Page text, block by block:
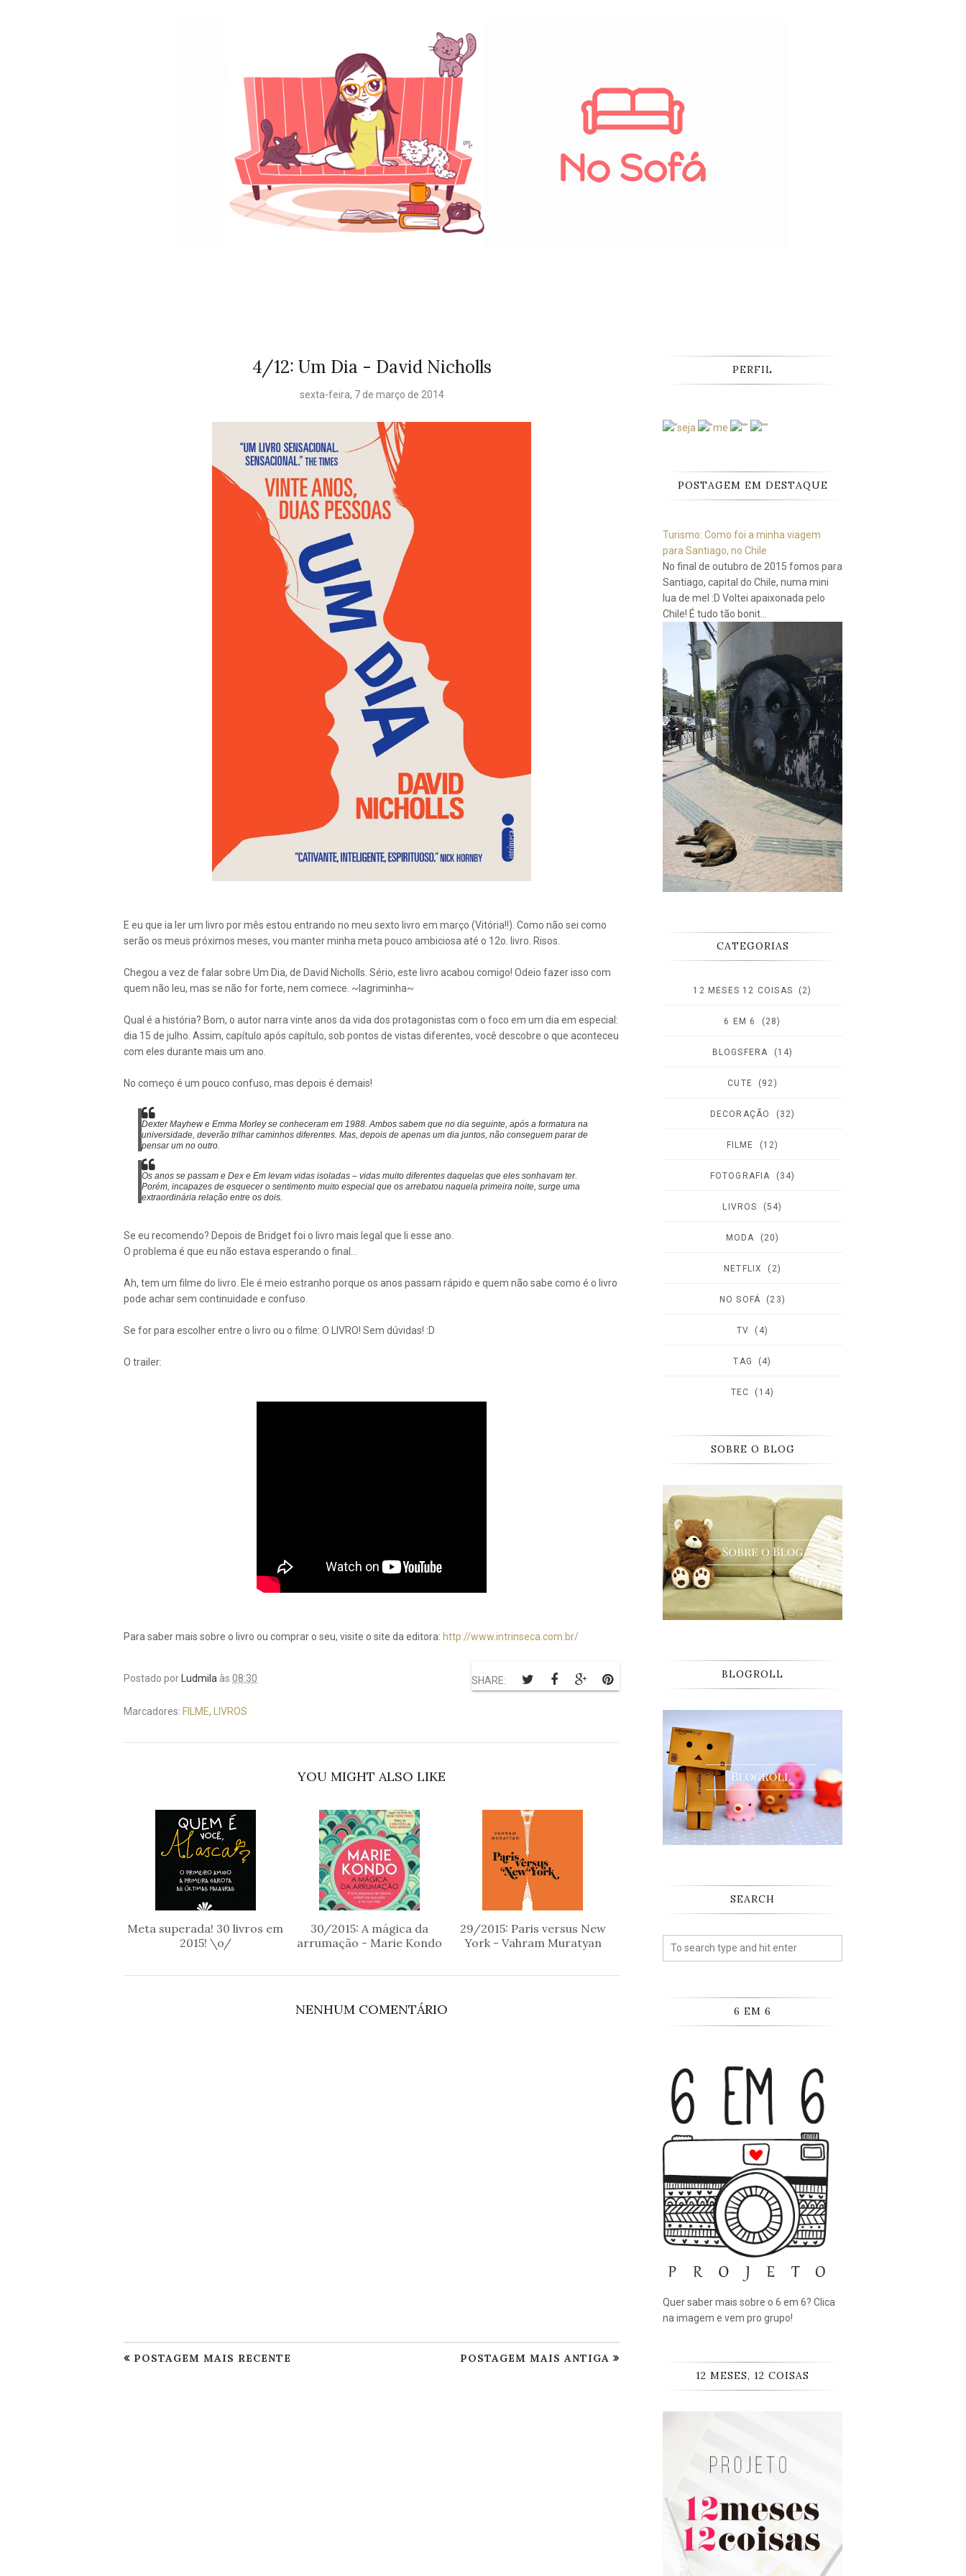
4/12: Um Dia - David Nicholls
sexta-feira, 7 de março de 2014
E eu que ia ler um livro por mês estou entrando no meu sexto livro em março (Vitória!!). Como não sei como
serão os meus próximos meses, vou manter minha meta pouco ambiciosa até o 12o. livro. Risos.
Chegou a vez de falar sobre Um Dia, de David Nicholls. Sério, este livro acabou comigo! Odeio fazer isso com
quem não leu, mas se não for forte, nem comece. ~lagriminha~
Qual é a história? Bom, o autor narra vinte anos da vida dos protagonistas com o foco em um dia em especial:
dia 15 de julho. Assim, capítulo após capítulo, sob pontos de vistas diferentes, você descobre o que aconteceu
com eles durante mais um ano.
No começo é um pouco confuso, mas depois é demais!
Dexter Mayhew e Emma Morley se conheceram em 1988. Ambos sabem que no dia seguinte, após a formatura na
universidade, deverão trilhar caminhos diferentes. Mas, depois de apenas um dia juntos, não conseguem parar de
pensar um no outro.
Os anos se passam e Dex e Em levam vidas isoladas – vidas muito diferentes daquelas que eles sonhavam ter.
Porém, incapazes de esquecer o sentimento muito especial que os arrebatou naquela primeira noite, surge uma
extraordinária relação entre os dois.
Se eu recomendo? Depois de Bridget foi o livro mais legal que li esse ano.
O problema é que eu não estava esperando o final...
Ah, tem um filme do livro. Ele é meio estranho porque os anos passam rápido e quem não sabe como é o livro
pode achar sem continuidade e confuso.
Se for para escolher entre o livro ou o filme: O LIVRO! Sem dúvidas! :D
O trailer:
Para saber mais sobre o livro ou comprar o seu, visite o site da editora: http://www.intrinseca.com.br/
Postado porLudmila às 08:30 SHARE:
Marcadores: FILME, LIVROS
YOU MIGHT ALSO LIKE
Meta superada! 30 livros em
2015! \o/
30/2015: A mágica da
arrumação - Marie Kondo
29/2015: Paris versus New
York - Vahram Muratyan
NENHUM COMENTÁRIO
POSTAGEM MAIS RECENTE POSTAGEM MAIS ANTIGA
PERFIL
POSTAGEM EM DESTAQUE
Turismo: Como foi a minha viagem
para Santiago, no Chile
No final de outubro de 2015 fomos para
Santiago, capital do Chile, numa mini
lua de mel :D Voltei apaixonada pelo
Chile! É tudo tão bonit...
CATEGORIAS
12 MESES 12 COISAS (2)
6 EM 6 (28)
BLOGSFERA (14)
CUTE (92)
DECORAÇÃO (32)
FILME (12)
FOTOGRAFIA (34)
LIVROS (54)
MODA (20)
NETFLIX (2)
NO SOFÁ (23)
TV (4)
TAG (4)
TEC (14)
SOBRE O BLOG
BLOGROLL
SEARCH
6 EM 6
Quer saber mais sobre o 6 em 6? Clica
na imagem e vem pro grupo!
12 MESES, 12 COISAS